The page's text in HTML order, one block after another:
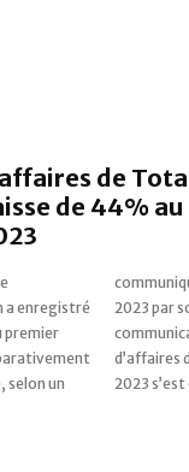
de
de 44%
a enregistré
premier
selon un
de
chiffre
trimestre
2023 s’est